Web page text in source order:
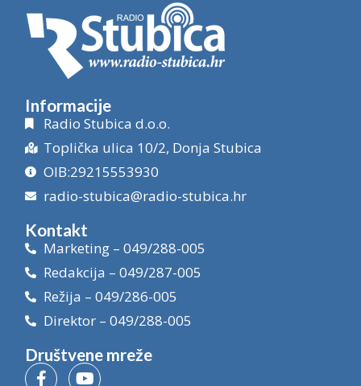
Informacije
Radio Stubica d.o.o.
Toplička ulica 10/2, Donja Stubica
OIB:29215553930
radio-stubica@radio-stubica.hr
Kontakt
Marketing – 049/288-005
Redakcija – 049/287-005
Režija – 049/286-005
Direktor – 049/288-005
Društvene mreže